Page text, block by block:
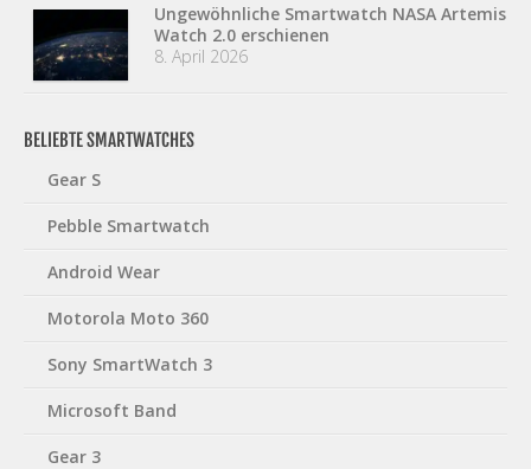
Ungewöhnliche Smartwatch NASA Artemis
Watch 2.0 erschienen
8. April 2026
BELIEBTE SMARTWATCHES
Gear S
Pebble Smartwatch
Android Wear
Motorola Moto 360
Sony SmartWatch 3
Microsoft Band
Gear 3